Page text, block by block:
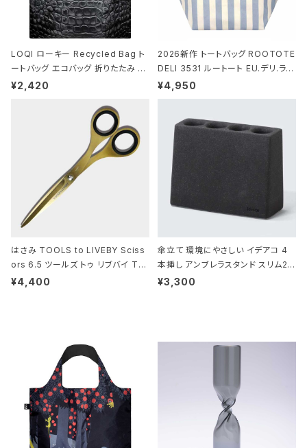
LOQI ローキー Recycled Bag ト
ートバッグ エコバッグ 折りたたみ 大
きめ 撥水加工 収納ポーチ CROCO
¥2,420
2026新作 トートバッグ ROOTOTE
DELI 3531 ルートート EU.デリ.ラミ
ネート-W サックス・ホワイト
¥4,950
はさみ TOOLS to LIVEBY Sciss
ors 6.5 ツールズ トゥ リブバイ TL
010 シザーズ 6.5 ゴールド
¥4,400
傘立て 環境にやさしい イデアコ 4
本挿し アンブレラスタンド スリム2 i
deaco Umbrella Stand slim2 s
¥3,300